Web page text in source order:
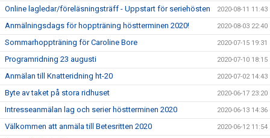
Online lagledar/föreläsningsträff - Uppstart för seriehösten 2020-08-11 11:43
Anmälningsdags för hoppträning höstterminen 2020! 2020-08-03 22:40
Sommarhoppträning för Caroline Bore 2020-07-15 19:31
Programridning 23 augusti 2020-07-10 18:15
Anmälan till Knatteridning ht-20 2020-07-02 14:43
Byte av taket på stora ridhuset 2020-06-17 23:20
Intresseanmälan lag och serier höstterminen 2020 2020-06-13 14:36
Välkommen att anmäla till Betesritten 2020 2020-06-12 11:54